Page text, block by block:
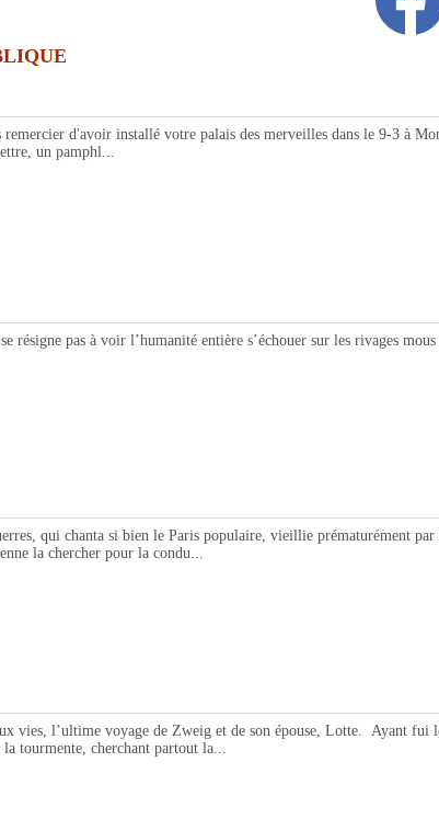
d'avoir installé votre palais des merveilles dans le 9-3 à
un pamphl...
résigne pas à voir l’humanité entière s’échouer sur les rivages
qui chanta si bien le Paris populaire, vieillie prématurément
la chercher pour la condu...
l’ultime voyage de Zweig et de son épouse, Lotte. Ayant fui
tourmente, cherchant partout la...